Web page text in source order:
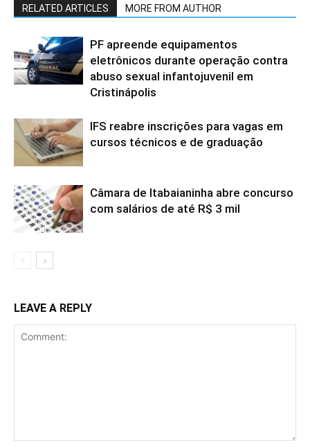
RELATED ARTICLES MORE FROM AUTHOR
PF apreende equipamentos
eletrônicos durante operação contra
abuso sexual infantojuvenil em
Cristinápolis
IFS reabre inscrições para vagas em
cursos técnicos e de graduação
Câmara de Itabaianinha abre concurso
com salários de até R$ 3 mil
LEAVE A REPLY